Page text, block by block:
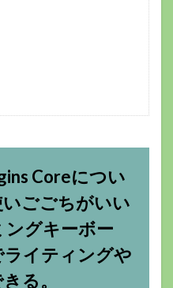
Coreについ
ごごちがいい
ングキーボー
ライティングや
る。